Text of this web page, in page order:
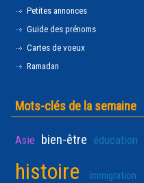
Petites annonces
Guide des prénoms
Cartes de voeux
Ramadan
Mots-clés de la semaine
Asie bien-être éducation
histoire immigration